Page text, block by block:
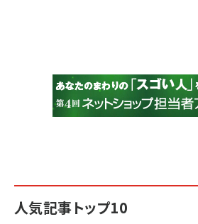
人気記事トップ10